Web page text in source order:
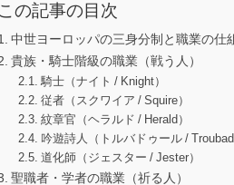
この記事の目次
中世ヨーロッパの三身分制と職業の仕
貴族・騎士階級の職業（戦う人）
騎士（ナイト / Knight）
従者（スクワイア / Squire）
紋章官（ヘラルド / Herald）
吟遊詩人（トルバドゥール /
道化師（ジェスター / Jester）
聖職者・学者の職業（祈る人）